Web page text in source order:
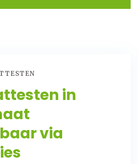
in
via